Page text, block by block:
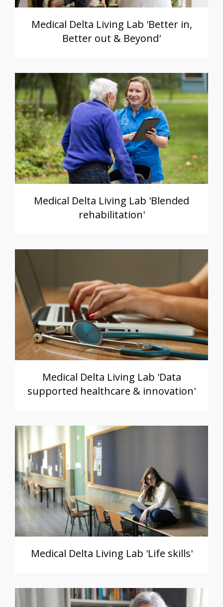
Medical Delta Living Lab 'Better in,
Better out & Beyond'
Medical Delta Living Lab 'Blended
rehabilitation'
Medical Delta Living Lab 'Data
supported healthcare & innovation'
Medical Delta Living Lab 'Life skills'